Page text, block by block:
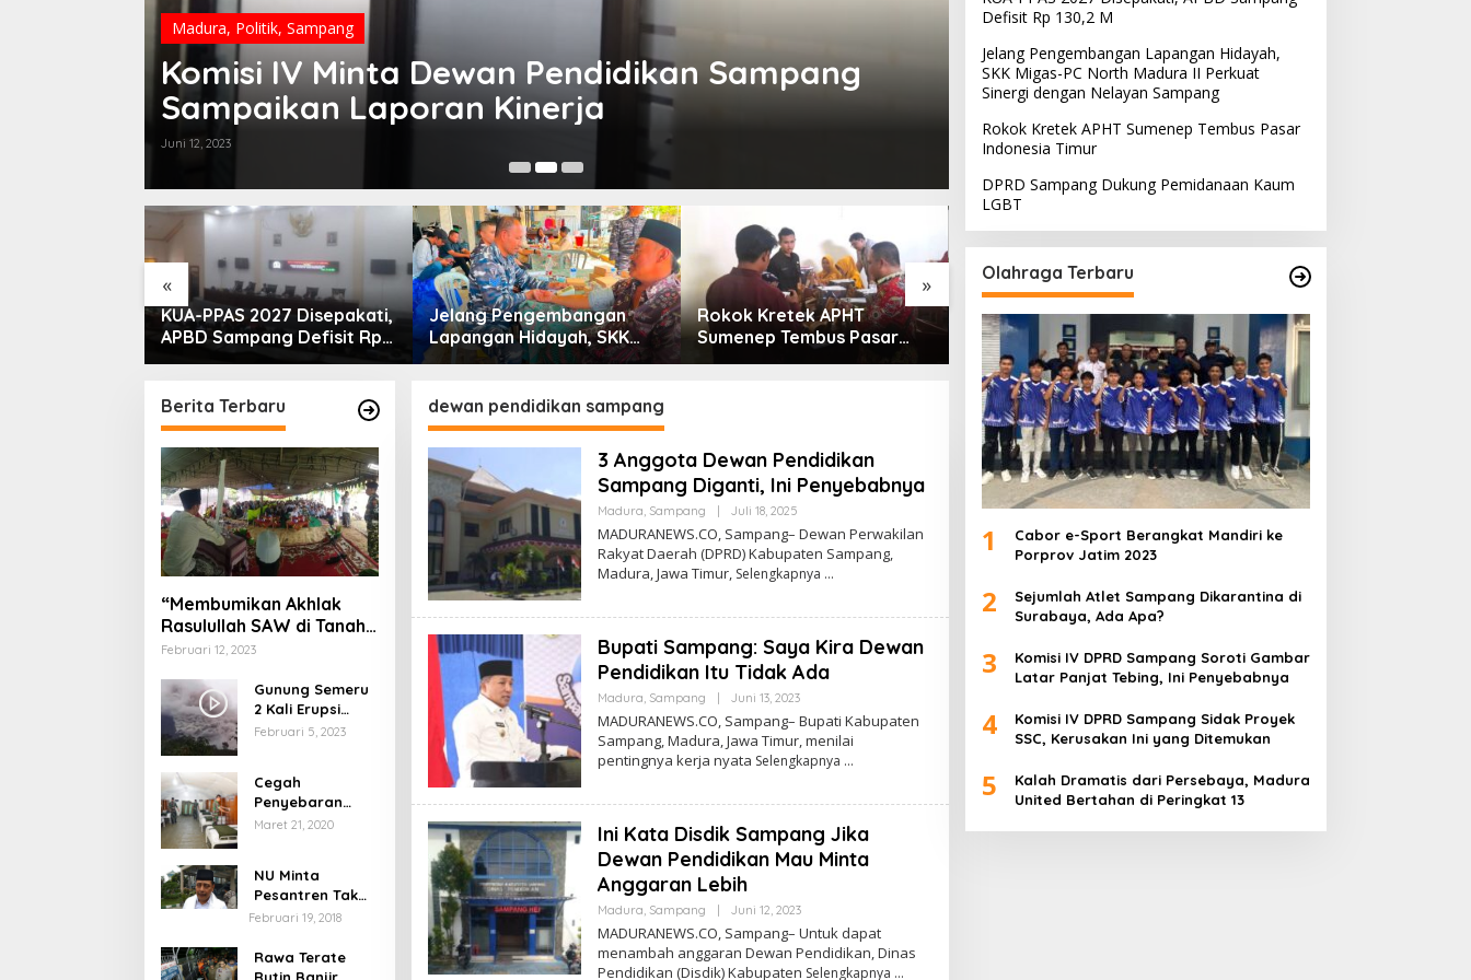
Madura, Politik, Sampang
Komisi IV Minta Dewan Pendidikan Sampang
Sampaikan Laporan Kinerja
Juni 12, 2023
Madura ,Sampang
Ini Kata Disdik Sampang Jika
Mau Minta Anggaran Lebih
Juni 12, 2023
« »
KUA-PPAS 2027 Disepakati,
APBD Sampang Defisit Rp
Jelang Pengembangan
Lapangan Hidayah, SKK
Migas-PC North Madura II
Nelayan Sampang
Rokok Kretek APHT
Sumenep Tembus Pasar
DPRD Sampang Dukung
Pemidanaan Kaum LGBT
PPD Desak PLN Madura
Evaluasi Program Lisdes
Sumenep, Ini Sebabnya
Berita Terbaru
“Membumikan Akhlak
Rasulullah SAW di Tanah
Nusantara”
Februari 12, 2023
Gunung Semeru
2 Kali Erupsi
dengan Tinggi
Februari 5, 2023
Cegah
Penyebaran
Virus Corona,
Pelayanan
Maret 21, 2020
NU Minta
Pesantren Tak
Terprovokasi
Februari 19, 2018
Rawa Terate
dewan pendidikan sampang
3 Anggota Dewan Pendidikan
Sampang Diganti, Ini Penyebabnya
Madura, Sampang Juli 18, 2025Oleh
MADURANEWS.CO, Sampang– Dewan Perwakilan
Rakyat Daerah (DPRD) Kabupaten Sampang,
Madura, Jawa Timur, Selengkapnya
Bupati Sampang: Saya Kira Dewan
Pendidikan Itu Tidak Ada
Madura, Sampang Juni 13, 2023Oleh
MADURANEWS.CO, Sampang– Bupati Kabupaten
Sampang, Madura, Jawa Timur, menilai
pentingnya kerja nyata Selengkapnya
Ini Kata Disdik Sampang Jika
Dewan Pendidikan Mau Minta
Anggaran Lebih
Madura, Sampang Juni 12, 2023Oleh
MADURANEWS.CO, Sampang– Untuk dapat
menambah anggaran Dewan Pendidikan, Dinas
Pendidikan (Disdik) Kabupaten Selengkapnya
Defisit Rp 130,2 M
Jelang Pengembangan Lapangan Hidayah,
SKK Migas-PC North Madura II Perkuat
Sinergi dengan Nelayan Sampang
Rokok Kretek APHT Sumenep Tembus Pasar
Indonesia Timur
DPRD Sampang Dukung Pemidanaan Kaum
LGBT
Olahraga Terbaru
1
Cabor e-Sport Berangkat Mandiri ke
Porprov Jatim 2023
2
Sejumlah Atlet Sampang Dikarantina di
Surabaya, Ada Apa?
3
Komisi IV DPRD Sampang Soroti Gambar
Latar Panjat Tebing, Ini Penyebabnya
4
Komisi IV DPRD Sampang Sidak Proyek
SSC, Kerusakan Ini yang Ditemukan
5
Kalah Dramatis dari Persebaya, Madura
United Bertahan di Peringkat 13